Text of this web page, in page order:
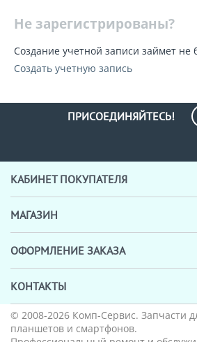
Не зарегистрированы?
Создание учетной записи займет
Создать учетную запись
ПРИСОЕДИНЯЙТЕСЬ!
КАБИНЕТ ПОКУПАТЕЛЯ
МАГАЗИН
ОФОРМЛЕНИЕ ЗАКАЗА
КОНТАКТЫ
© 2008-2026 Комп-Сервис. Запчасти
планшетов и смартфонов.